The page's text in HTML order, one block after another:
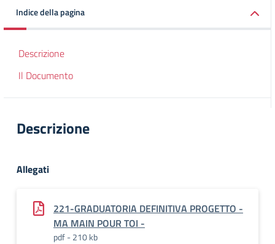
Indice della pagina
Descrizione
Il Documento
Descrizione
Allegati
221-GRADUATORIA DEFINITIVA PROGETTO -
MA MAIN POUR TOI -
pdf - 210 kb